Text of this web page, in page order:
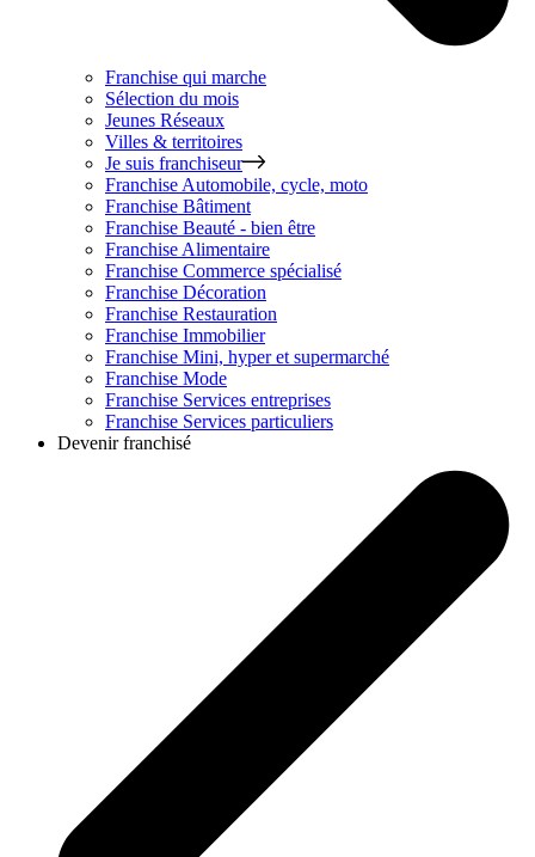
Franchise qui marche
Sélection du mois
Jeunes Réseaux
Villes & territoires
Je suis franchiseur
Franchise Automobile, cycle, moto
Franchise Bâtiment
Franchise Beauté - bien être
Franchise Alimentaire
Franchise Commerce spécialisé
Franchise Décoration
Franchise Restauration
Franchise Immobilier
Franchise Mini, hyper et supermarché
Franchise Mode
Franchise Services entreprises
Franchise Services particuliers
Devenir franchisé